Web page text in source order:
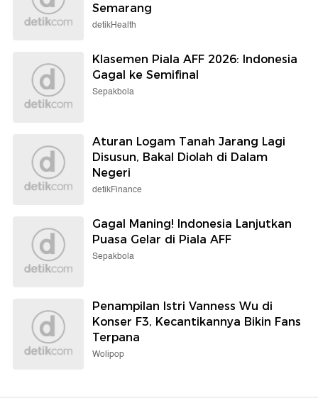
Semarang
detikHealth
Klasemen Piala AFF 2026: Indonesia
Gagal ke Semifinal
Sepakbola
Aturan Logam Tanah Jarang Lagi
Disusun, Bakal Diolah di Dalam
Negeri
detikFinance
Gagal Maning! Indonesia Lanjutkan
Puasa Gelar di Piala AFF
Sepakbola
Penampilan Istri Vanness Wu di
Konser F3, Kecantikannya Bikin Fans
Terpana
Wolipop